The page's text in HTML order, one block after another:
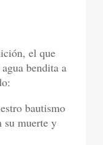
el que
bendita a
bautismo
su muerte y